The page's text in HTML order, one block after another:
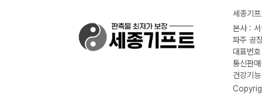
세종기
본사 :
파주 공
대표번
통신판
건강기